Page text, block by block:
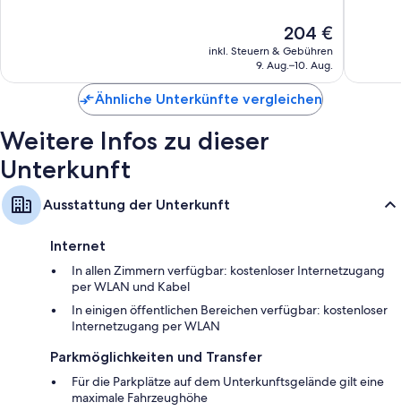
Der
Preis
beträgt
204 €
inkl. Steuern & Gebühren
9. Aug.–10. Aug.
Ähnliche Unterkünfte vergleichen
Weitere Infos zu dieser
Unterkunft
Ausstattung der Unterkunft
Internet
In allen Zimmern verfügbar: kostenloser Internetzugang
per WLAN und Kabel
In einigen öffentlichen Bereichen verfügbar: kostenloser
Internetzugang per WLAN
Parkmöglichkeiten und Transfer
Für die Parkplätze auf dem Unterkunftsgelände gilt eine
maximale Fahrzeughöhe